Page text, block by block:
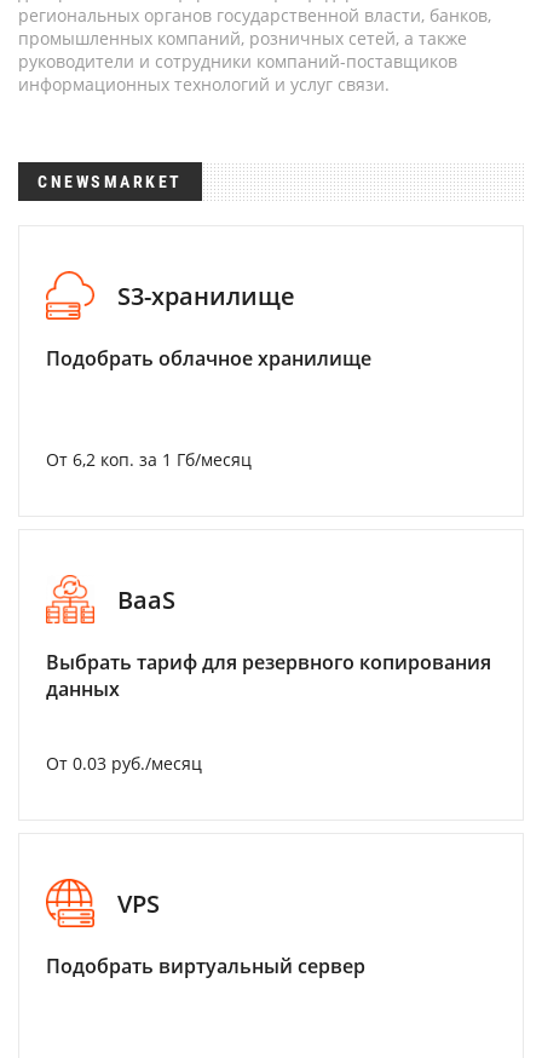
региональных органов государственной власти, банков,
промышленных компаний, розничных сетей, а также
руководители и сотрудники компаний-поставщиков
информационных технологий и услуг связи.
CNEWSMARKET
S3-хранилище
Подобрать облачное хранилище
От 6,2 коп. за 1 Гб/месяц
BaaS
Выбрать тариф для резервного копирования
данных
От 0.03 руб./месяц
VPS
Подобрать виртуальный сервер